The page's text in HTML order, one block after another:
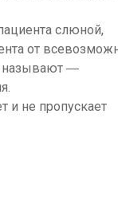
слюной,
от
называют ―
и не пропускает